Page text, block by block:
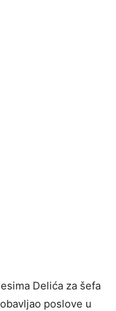
Delića za šefa
poslove u